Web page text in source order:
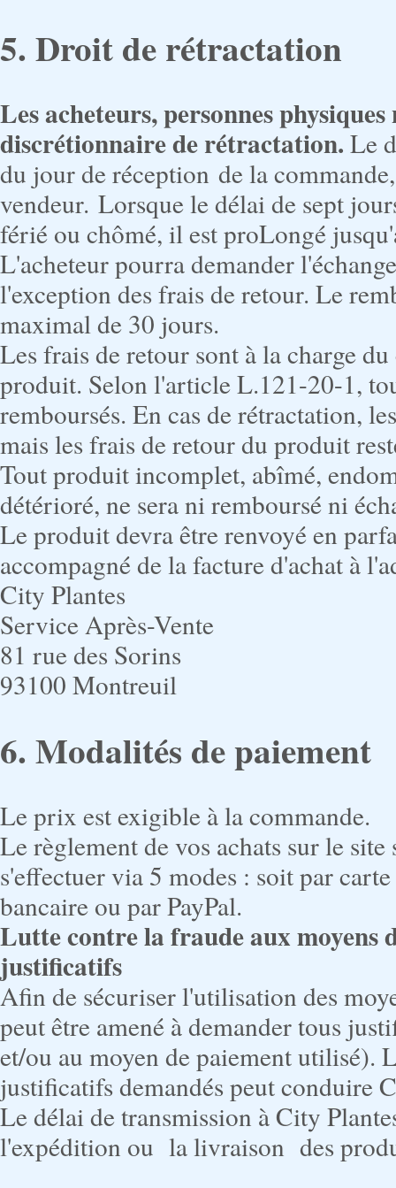
5. Droit de rétractation
Les acheteurs, personnes
discrétionnaire de rétractation. Le
du jour de réception de la
vendeur. Lorsque le délai de sept
férié ou chômé, il est proLongé
L'acheteur pourra demander
l'exception des frais de retour. Le
maximal de 30 jours.
Les frais de retour sont à la charge
produit. Selon l'article L.121-20-1,
remboursés. En cas de rétractation,
mais les frais de retour du produit
Tout produit incomplet, abîmé,
détérioré, ne sera ni remboursé ni
Le produit devra être renvoyé en
accompagné de la facture d'achat à
City Plantes
Service Après-Vente
81 rue des Sorins
93100 Montreuil
6. Modalités de paiement
Le prix est exigible à la commande.
Le règlement de vos achats sur le
s'effectuer via 5 modes : soit par
bancaire ou par PayPal.
Lutte contre la fraude aux moyens
justificatifs
Afin de sécuriser l'utilisation des
peut être amené à demander tous
et/ou au moyen de paiement utilisé).
justificatifs demandés peut conduire
Le délai de transmission à City
l'expédition ou la livraison des